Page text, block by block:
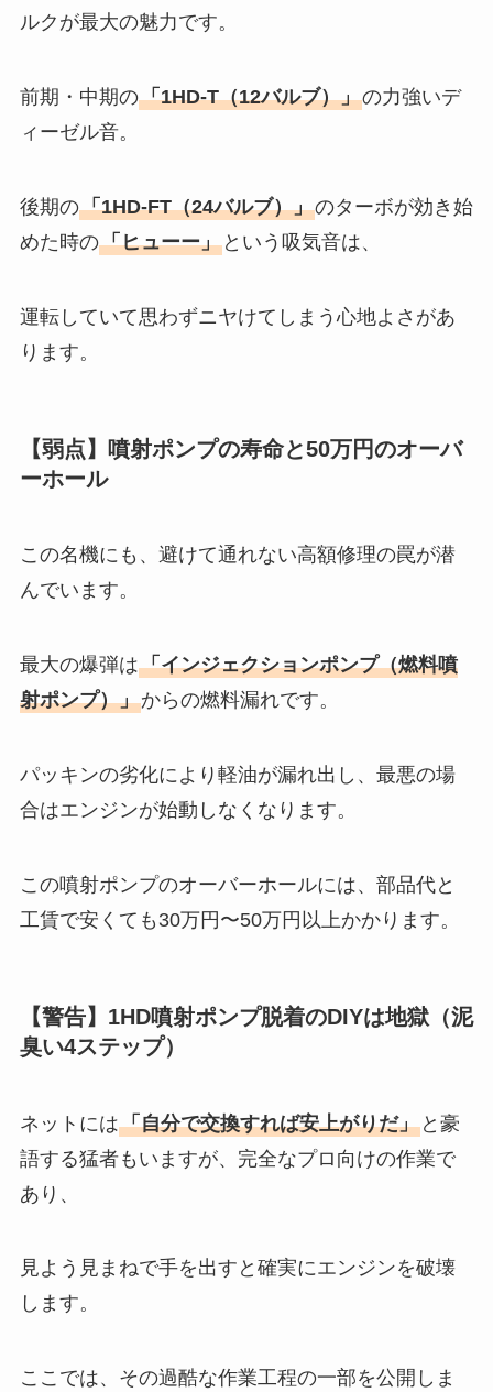
ルクが最大の魅力です。
前期・中期の「1HD-T（12バルブ）」の力強いデ
ィーゼル音。
後期の「1HD-FT（24バルブ）」のターボが効き始
めた時の「ヒューー」という吸気音は、
運転していて思わずニヤけてしまう心地よさがあ
ります。
【弱点】噴射ポンプの寿命と50万円のオーバ
ーホール
この名機にも、避けて通れない高額修理の罠が潜
んでいます。
最大の爆弾は「インジェクションポンプ（燃料噴
射ポンプ）」からの燃料漏れです。
パッキンの劣化により軽油が漏れ出し、最悪の場
合はエンジンが始動しなくなります。
この噴射ポンプのオーバーホールには、部品代と
工賃で安くても30万円〜50万円以上かかります。
【警告】1HD噴射ポンプ脱着のDIYは地獄（泥
臭い4ステップ）
ネットには「自分で交換すれば安上がりだ」と豪
語する猛者もいますが、完全なプロ向けの作業で
あり、
見よう見まねで手を出すと確実にエンジンを破壊
します。
ここでは、その過酷な作業工程の一部を公開しま